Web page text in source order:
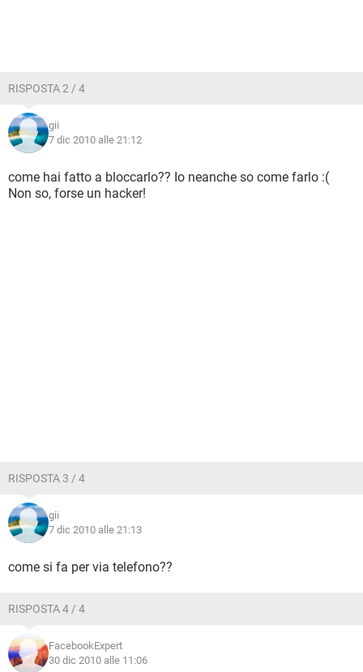
RISPOSTA 2 / 4
gii
7 dic 2010 alle 21:12
come hai fatto a bloccarlo?? Io neanche so come farlo :(
Non so, forse un hacker!
RISPOSTA 3 / 4
gii
7 dic 2010 alle 21:13
come si fa per via telefono??
RISPOSTA 4 / 4
FacebookExpert
30 dic 2010 alle 11:06